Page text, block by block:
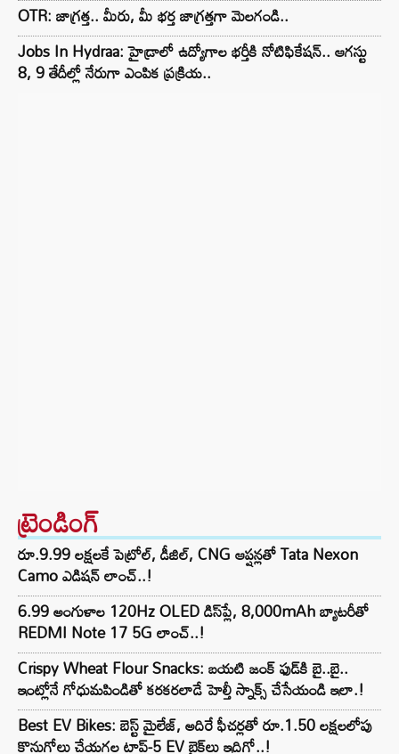
OTR: జాగ్రత్త.. మీరు, మీ భర్త జాగ్రత్తగా మెలగండి..
Jobs In Hydraa: హైడ్రాలో ఉద్యోగాల భర్తీకి నోటిఫికేషన్.. ఆగస్టు
8, 9 తేదీల్లో నేరుగా ఎంపిక ప్రక్రియ..
ట్రెండింగ్‌
రూ.9.99 లక్షలకే పెట్రోల్, డీజిల్, CNG ఆప్షన్లతో Tata Nexon
Camo ఎడిషన్ లాంచ్..!
6.99 అంగుళాల 120Hz OLED డిస్‌ప్లే, 8,000mAh బ్యాటరీతో
REDMI Note 17 5G లాంచ్..!
Crispy Wheat Flour Snacks: బయటి జంక్ ఫుడ్‌కి బై..బై..
ఇంట్లోనే గోధుమపిండితో కరకరలాడే హెల్తీ స్నాక్స్ చేసేయండి ఇలా.!
Best EV Bikes: బెస్ట్ మైలేజ్, అదిరే ఫీచర్లతో రూ.1.50 లక్షలలోపు
కొనుగోలు చేయగల టాప్-5 EV బైక్‌లు ఇదిగో..!